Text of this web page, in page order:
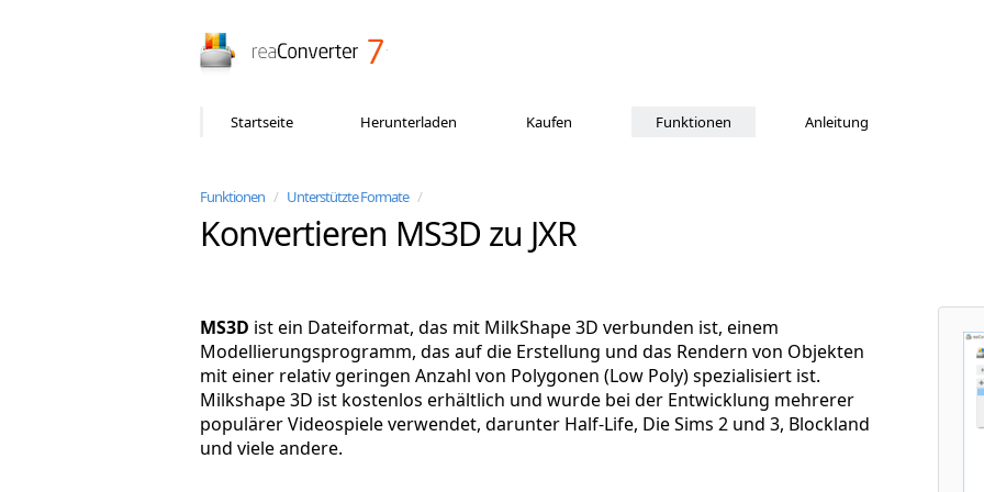
Startseite Herunterladen Kaufen Funktionen Anleitung
Funktionen / Unterstützte Formate /
Konvertieren MS3D zu JXR
MS3D ist ein Dateiformat, das mit MilkShape 3D verbunden ist, einem
Modellierungsprogramm, das auf die Erstellung und das Rendern von Objekten
mit einer relativ geringen Anzahl von Polygonen (Low Poly) spezialisiert ist.
Milkshape 3D ist kostenlos erhältlich und wurde bei der Entwicklung mehrerer
populärer Videospiele verwendet, darunter Half-Life, Die Sims 2 und 3, Blockland
und viele andere.